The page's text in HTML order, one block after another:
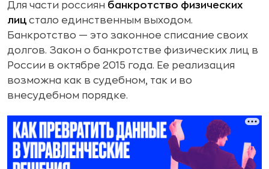
Для части россиян банкротство физических
лиц стало единственным выходом.
Банкротство — это законное списание своих
долгов. Закон о банкротстве физических лиц в
России в октябре 2015 года. Ее реализация
возможна как в судебном, так и во
внесудебном порядке.